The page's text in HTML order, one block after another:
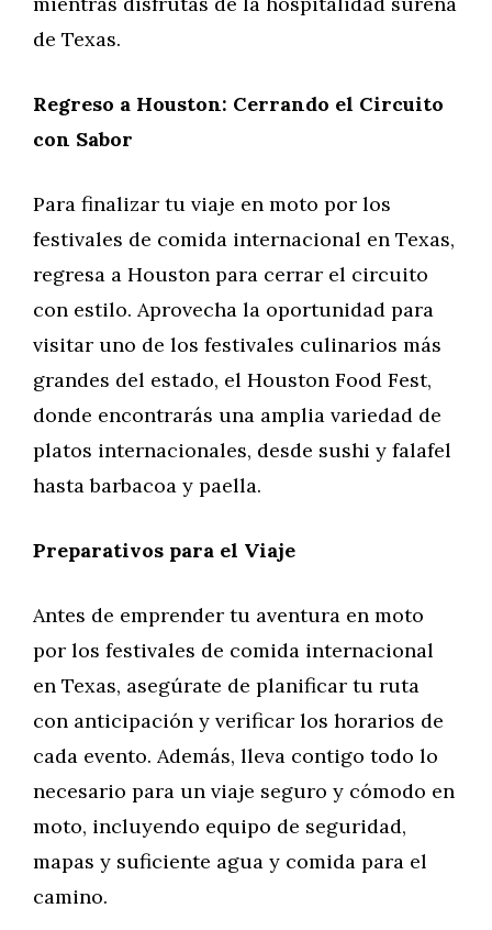
de Texas.
Regreso a Houston: Cerrando el Circuito
con Sabor
Para finalizar tu viaje en moto por los
festivales de comida internacional en Texas,
regresa a Houston para cerrar el circuito
con estilo. Aprovecha la oportunidad para
visitar uno de los festivales culinarios más
grandes del estado, el Houston Food Fest,
donde encontrarás una amplia variedad de
platos internacionales, desde sushi y falafel
hasta barbacoa y paella.
Preparativos para el Viaje
Antes de emprender tu aventura en moto
por los festivales de comida internacional
en Texas, asegúrate de planificar tu ruta
con anticipación y verificar los horarios de
cada evento. Además, lleva contigo todo lo
necesario para un viaje seguro y cómodo en
moto, incluyendo equipo de seguridad,
mapas y suficiente agua y comida para el
camino.